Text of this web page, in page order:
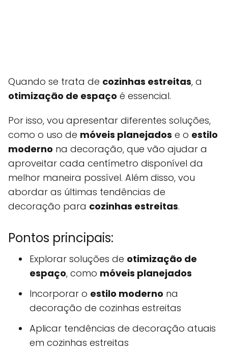
Quando se trata de cozinhas estreitas, a
otimização de espaço é essencial.
Por isso, vou apresentar diferentes soluções,
como o uso de móveis planejados e o estilo
moderno na decoração, que vão ajudar a
aproveitar cada centímetro disponível da
melhor maneira possível. Além disso, vou
abordar as últimas tendências de
decoração para cozinhas estreitas.
Pontos principais:
Explorar soluções de otimização de
espaço, como móveis planejados
Incorporar o estilo moderno na
decoração de cozinhas estreitas
Aplicar tendências de decoração atuais
em cozinhas estreitas